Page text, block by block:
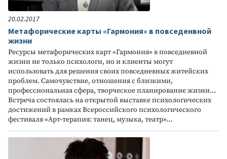
20.02.2017
Метафорические карты «Гармония» в повседенвной
жизни
Ресурсы метафорических карт «Гармония» в повседневной
жизни не только психологи, но и клиенты могут
использовать для решения своих повседневных житейских
проблем. Самочувствие, отношения с близкими,
профессиональная сфера, творческое планирование жизни...
Встреча состоялась на открытой выставке психологических
достижений в рамках Всероссийского психологического
фестиваля «Арт-терапия: танец, музыка, театр»...